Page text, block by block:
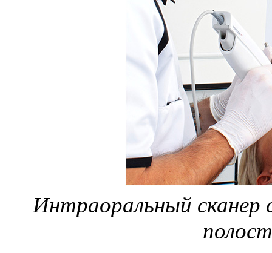
Интраоральный сканер